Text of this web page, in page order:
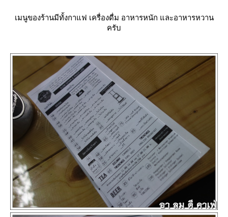
เมนูของร้านมีทั้งกาแฟ เครื่องดื่ม อาหารหนัก และอาหารหวาน
ครับ